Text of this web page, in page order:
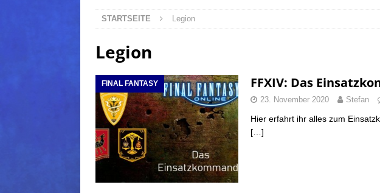
[ 5. August 2026 ]
FANTASY
[ 5. August 2026 ]
(Normal) FINAL FANTASY
[ 5. August 2026 ]
FINAL FANTASY
STARTSEITE Legion
Legion
FINAL FANTASY FFXIV: Das
23. November 2020 Stefan
Hier erfahrt ihr alles zum
[…]